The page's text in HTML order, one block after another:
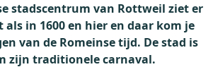
stadscentrum van Rottweil ziet er
als in 1600 en hier en daar kom je
van de Romeinse tijd. De stad is
zijn traditionele carnaval.